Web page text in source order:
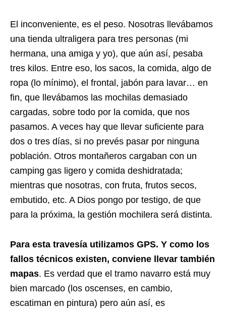
El inconveniente, es el peso. Nosotras llevábamos
una tienda ultraligera para tres personas (mi
hermana, una amiga y yo), que aún así, pesaba
tres kilos. Entre eso, los sacos, la comida, algo de
ropa (lo mínimo), el frontal, jabón para lavar… en
fin, que llevábamos las mochilas demasiado
cargadas, sobre todo por la comida, que nos
pasamos. A veces hay que llevar suficiente para
dos o tres días, si no prevés pasar por ninguna
población. Otros montañeros cargaban con un
camping gas ligero y comida deshidratada;
mientras que nosotras, con fruta, frutos secos,
embutido, etc. A Dios pongo por testigo, de que
para la próxima, la gestión mochilera será distinta.
Para esta travesía utilizamos GPS. Y como los
fallos técnicos existen, conviene llevar también
mapas. Es verdad que el tramo navarro está muy
bien marcado (los oscenses, en cambio,
escatiman en pintura) pero aún así, es